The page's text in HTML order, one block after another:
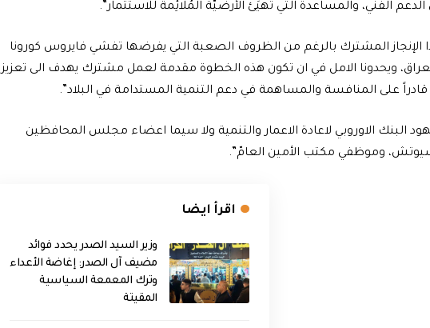
الفنّي، والمساعدة التي تُهيِّئ الأرضيّة المُلائِمة للاستثمار”.
الإنجاز المشترك بالرغم من الظروف الصعبة التي يفرضها تفشي فايروس كورونا
ويحدونا الامل في ان تكون هذه الخطوة مقدمة لعمل مشترك يهدف الى تعزيز
على المنافسة والمساهمة في دعم التنمية المستدامة في البلاد”.
البنك الاوروبي لاعادة الاعمار والتنمية ولا سيما اعضاء مجلس المحافظين
وموظفي مكتب الأمين العامّ”.
اقرأ ايضا
وزير السيد الصدر يحدد فوائد
مضيف آل الصدر: إغاضة الأعداء
وترك المعمعة السياسية
المقيتة